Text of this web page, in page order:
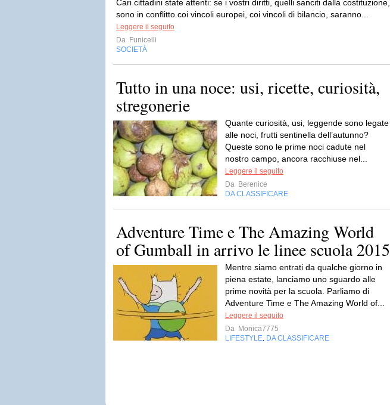
Cari cittadini state attenti: se i vostri diritti, quelli sanciti dalla costituzione,
sono in conflitto coi vincoli europei, coi vincoli di bilancio, saranno...
Leggere il seguito
Da Funicelli
SOCIETÀ
Tutto in una noce: usi, ricette, curiosità,
stregonerie
Quante curiosità, usi, leggende sono legate
alle noci, frutti sentinella dell’autunno?
Queste sono le prime noci cadute nel
nostro campo, ancora racchiuse nel...
Leggere il seguito
Da Berenice
DA CLASSIFICARE
Adventure Time e The Amazing World
of Gumball in arrivo le linee scuola 2015
Mentre siamo entrati da qualche giorno in
piena estate, lanciamo uno sguardo alle
prime novità per la scuola. Parliamo di
Adventure Time e The Amazing World of...
Leggere il seguito
Da Monica7775
LIFESTYLE DA CLASSIFICARE